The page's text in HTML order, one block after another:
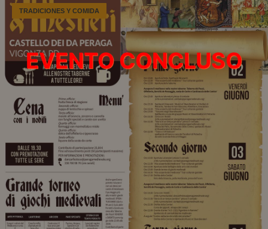
TRADICIONES Y COMIDA